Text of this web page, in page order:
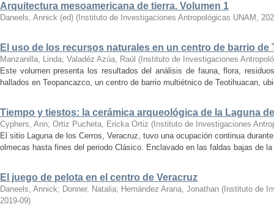
Arquitectura mesoamericana de tierra. Volumen 1
Daneels, Annick (ed) ( Instituto de Investigaciones Antropológicas UNAM ,
El uso de los recursos naturales en un centro de barrio de
Manzanilla, Linda; Valadéz Azúa, Raúl ( Instituto de Investigaciones
Este volumen presenta los resultados del análisis de fauna, flora,
hallados en Teopancazco, un centro de barrio multiétnico de Teotihuacan,
Tiempo y tiestos: la cerámica arqueológica de la Laguna
Cyphers, Ann; Ortiz Pucheta, Ericka Ortiz ( Instituto de Investigaciones
El sitio Laguna de los Cerros, Veracruz, tuvo una ocupación continua
olmecas hasta fines del periodo Clásico. Enclavado en las faldas bajas de
El juego de pelota en el centro de Veracruz
Daneels, Annick; Donner, Natalia; Hernández Arana, Jonathan ( Instituto de
2019-09)